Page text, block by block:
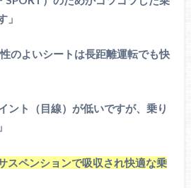
」
のよいシートは長距離運転でも快
ント（目線）が低いですが、乗り
スペンションで吸収され快適な乗